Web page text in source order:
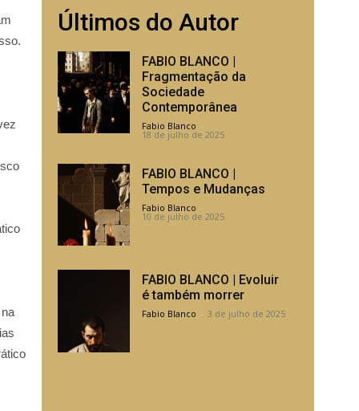
Últimos do Autor
FABIO BLANCO |
Fragmentação da
Sociedade
Contemporânea
Fabio Blanco -
18 de julho de 2025
FABIO BLANCO |
Tempos e Mudanças
Fabio Blanco -
10 de julho de 2025
FABIO BLANCO | Evoluir
é também morrer
Fabio Blanco - 3 de julho de 2025